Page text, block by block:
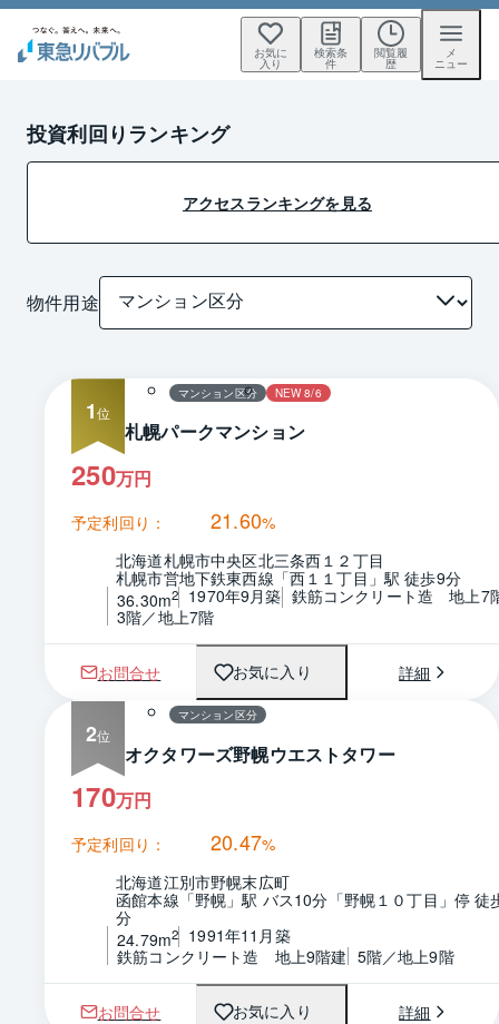
お気に
入り
検索条
件
閲覧履
歴
メ
ニュー
投資利回りランキング
アクセスランキングを見る
物件用途
1
マンション区分 NEW 8/6
札幌パークマンション
250万円
予定利回り： 21.60%
北海道札幌市中央区北三条西１２丁目
札幌市営地下鉄東西線「西１１丁目」駅 徒歩9分
36.30m2 1970年9月築 鉄筋コンクリート造　地上7
3階／地上7階
お問合せ お気に入り 詳細
1 / 0 間取り
2
マンション区分
オクタワーズ野幌ウエストタワー
170万円
予定利回り： 20.47%
北海道江別市野幌末広町
函館本線「野幌」駅 バス10分「野幌１０丁目」停 徒
分
24.79m2
1991年11月築
鉄筋コンクリート造　地上9階建 5階／地上9階
お問合せ お気に入り 詳細
1 / 0 間取り